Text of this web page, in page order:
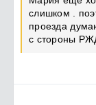
слишком .
проезда
с стороны